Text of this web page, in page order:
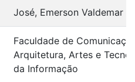
José, Emerson Valdemar
Faculdade de
Arquitetura, Artes e
da Informação